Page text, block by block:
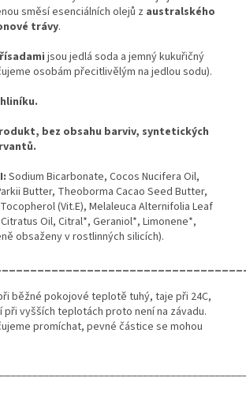
směsí esenciálních olejů z australského
trávy.
jsou jedlá soda a jemný kukuřičný
osobám přecitlivělým na jedlou sodu).
bez obsahu barviv, syntetických
Sodium Bicarbonate, Cocos Nucifera Oil,
Butter, Theoborma Cacao Seed Butter,
(Vit.E), Melaleuca Alternifolia Leaf
Oil, Citral*, Geraniol*, Limonene*,
obsaženy v rostlinných silicích).
běžné pokojové teplotě tuhý, taje při 24C,
při vyšších teplotách proto není na závadu.
promíchat, pevné částice se mohou